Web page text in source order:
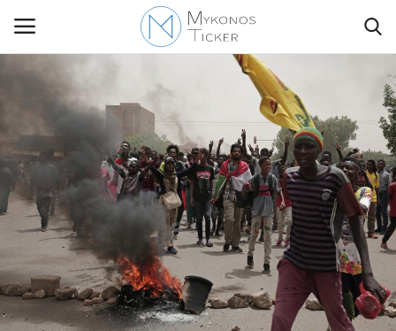
Contact Us
Politique
Business
Travel
World